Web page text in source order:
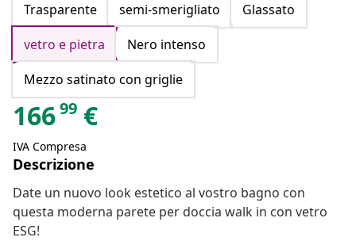
Trasparente
semi-smerigliato
Glassato
vetro e pietra
Nero intenso
Mezzo satinato con griglie
16699 €
IVA Compresa
Descrizione
Date un nuovo look estetico al vostro bagno con
questa moderna parete per doccia walk in con vetro
ESG!